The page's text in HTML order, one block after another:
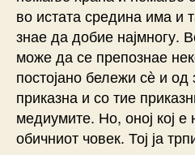
во истата средина има и
знае да добие најмногу.
може да се препознае
постојано бележи сѐ и
приказна и со тие
медиумите. Но, оној кој
обичниот човек. Тој ја